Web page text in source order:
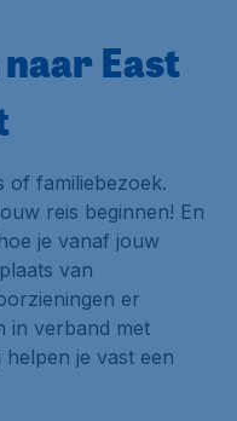
East
of familiebezoek.
reis beginnen! En
je vanaf jouw
van
er
in verband met
je vast een